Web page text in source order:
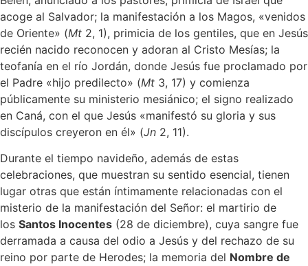
acoge al Salvador; la manifestación a los Magos, «venidos
de Oriente» (Mt 2, 1), primicia de los gentiles, que en Jesús
recién nacido reconocen y adoran al Cristo Mesías; la
teofanía en el río Jordán, donde Jesús fue proclamado por
el Padre «hijo predilecto» (Mt 3, 17) y comienza
públicamente su ministerio mesiánico; el signo realizado
en Caná, con el que Jesús «manifestó su gloria y sus
discípulos creyeron en él» (Jn 2, 11).
Durante el tiempo navideño, además de estas
celebraciones, que muestran su sentido esencial, tienen
lugar otras que están íntimamente relacionadas con el
misterio de la manifestación del Señor: el martirio de
los Santos Inocentes (28 de diciembre), cuya sangre fue
derramada a causa del odio a Jesús y del rechazo de su
reino por parte de Herodes; la memoria del Nombre de